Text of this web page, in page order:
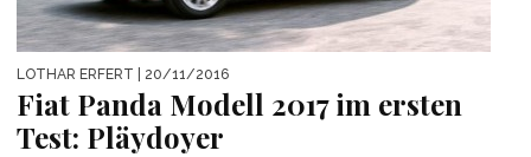
LOTHAR ERFERT | 20/11/2016
Fiat Panda Modell 2017 im ersten
Test: Pläydoyer